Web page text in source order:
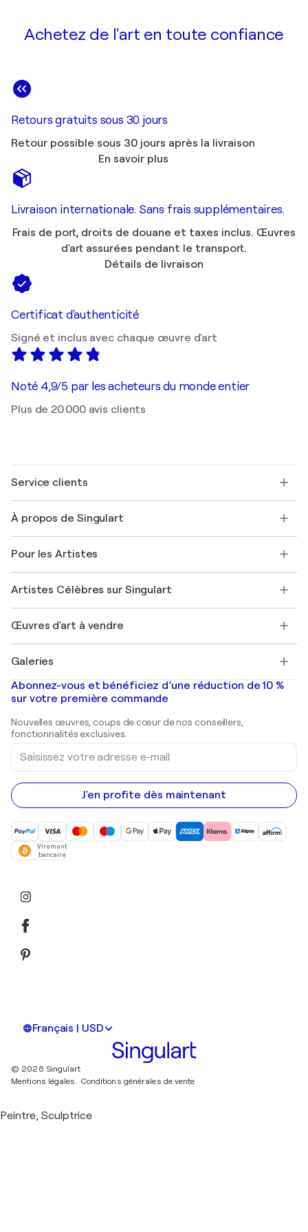
Achetez de l'art en toute confiance
Retours gratuits sous 30 jours
Retour possible sous 30 jours après la livraison
En savoir plus
Livraison internationale. Sans frais supplémentaires.
Frais de port, droits de douane et taxes inclus. Œuvres
d'art assurées pendant le transport.
Détails de livraison
Certificat d'authenticité
Signé et inclus avec chaque œuvre d'art
Noté 4,9/5 par les acheteurs du monde entier
Plus de 20 000 avis clients
Service clients
Expédition
Offrir une carte cadeau
Rejoignez notre programme commercial
Mon compte
+33 1 76 44 06 42
À propos de Singulart
FAQ
Magazine Singulart
Emplois
Découvrez une sélection d'art original
Pour les Artistes
Se connecter en tant qu'Artiste
Artistes Célèbres sur Singulart
Marc Chagall
Banksy
Mr. Brainwash
Shepard Fairey
Œuvres d'art à vendre
Tableaux abstraits à vendre
Peintures de paysage
Estampes
Peintures acryliques
Galeries
Galeries d'art en France
Galeries d'art en Belgique
Abonnez-vous et bénéficiez d’une réduction de 10 %
sur votre première commande
Nouvelles œuvres, coups de cœur de nos conseillers,
fonctionnalités exclusives.
Saisissez
votre
adresse
e-
mail
J'en profite dès maintenant
Virement
bancaire
Français | USD
© 2026 Singulart
Mentions légales.
Conditions générales de vente
Peintre, Sculptrice